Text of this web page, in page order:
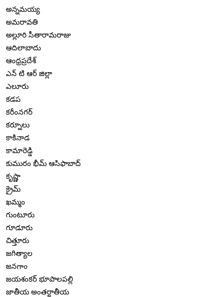
అన్నమయ్య
అమరావతి
అల్లూరి సీతారామరాజు
ఆదిలాబాదు
ఆంధ్రప్రదేశ్
ఎన్ టి ఆర్ జిల్లా
ఎలూరు
కడప
కరీంనగర్
కర్నూలు
కాకినాడ
కామారెడ్డి
కుమురం భీమ్ ఆసిఫాబాద్
కృష్ణా
క్రైమ్
ఖమ్మం
గుంటూరు
గూడూరు
చిత్తూరు
జగిత్యాల
జనగాం
జయశంకర్ భూపాలపల్లి
జాతీయ అంతర్జాతీయ